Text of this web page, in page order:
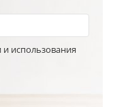
использования